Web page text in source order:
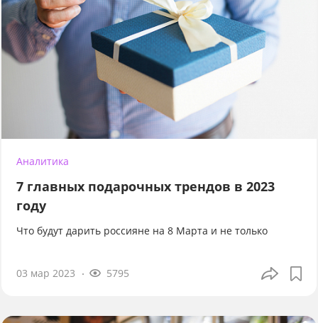
Аналитика
7 главных подарочных трендов в 2023
году
Что будут дарить россияне на 8 Марта и не только
03 мар 2023 5795